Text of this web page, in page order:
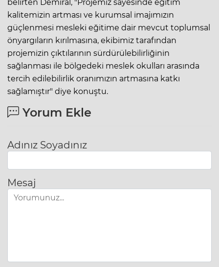
belirten Demiral, "Projemiz sayesinde eğitim
kalitemizin artması ve kurumsal imajımızın
güçlenmesi mesleki eğitime dair mevcut toplumsal
önyargıların kırılmasına, ekibimiz tarafından
projemizin çıktılarının sürdürülebilirliğinin
sağlanması ile bölgedeki meslek okulları arasında
tercih edilebilirlik oranımızın artmasına katkı
sağlamıştır" diye konuştu.
Yorum Ekle
Adınız Soyadınız
Mesaj